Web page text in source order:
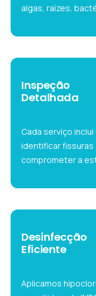
algas, raízes,
Inspeção
Detalhada
Cada serviço
identificar
comprometer a
Desinfecção
Eficiente
Aplicamos